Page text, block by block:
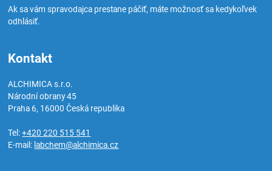
Ak sa vám spravodajca prestane páčiť, máte možnosť sa kedykoľvek
odhlásiť.
Kontakt
ALCHIMICA s.r.o.
Národní obrany 45
Praha 6, 16000Česká republika
Tel:+420 220 515 541
E-mail: labchem@alchimica.cz